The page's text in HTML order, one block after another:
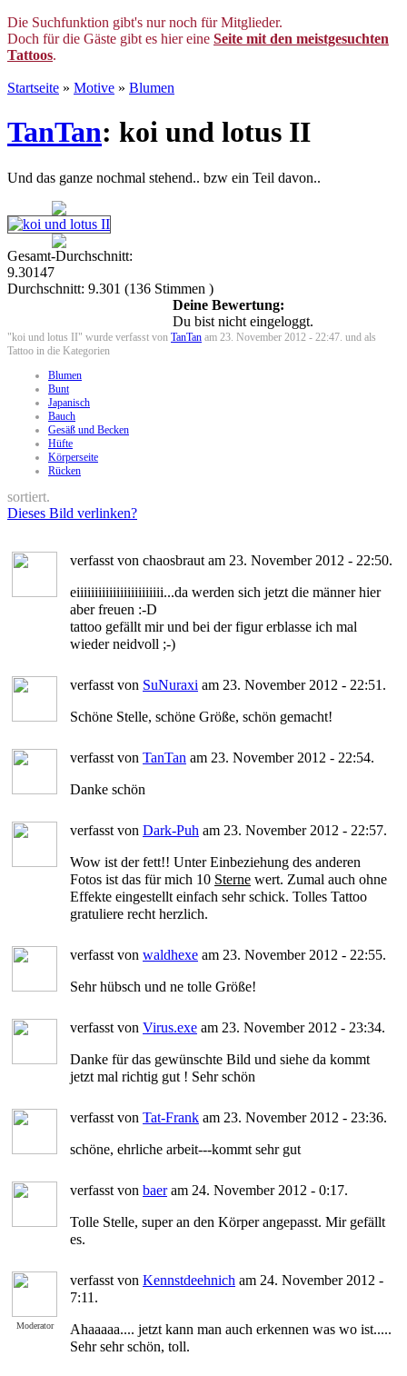
Die Suchfunktion gibt's nur noch für Mitglieder.
Doch für die Gäste gibt es hier eine Seite mit den meistgesuchten
Tattoos.
Startseite » Motive » Blumen
TanTan: koi und lotus II
Und das ganze nochmal stehend.. bzw ein Teil davon..
Gesamt-Durchschnitt:
9.30147
Durchschnitt: 9.301 (136 Stimmen )
Deine Bewertung:
Du bist nicht eingeloggt.
"koi und lotus II" wurde verfasst von TanTan am 23. November 2012 - 22:47. und als
Tattoo in die Kategorien
Blumen
Bunt
Japanisch
Bauch
Gesäß und Becken
Hüfte
Körperseite
Rücken
sortiert.
Dieses Bild verlinken?
verfasst von chaosbraut am 23. November 2012 - 22:50.
eiiiiiiiiiiiiiiiiiiiiiiii...da werden sich jetzt die männer hier
aber freuen :-D
tattoo gefällt mir und bei der figur erblasse ich mal
wieder neidvoll ;-)
verfasst von SuNuraxi am 23. November 2012 - 22:51.
Schöne Stelle, schöne Größe, schön gemacht!
verfasst von TanTan am 23. November 2012 - 22:54.
Danke schön
verfasst von Dark-Puh am 23. November 2012 - 22:57.
Wow ist der fett!! Unter Einbeziehung des anderen
Fotos ist das für mich 10 Sterne wert. Zumal auch ohne
Effekte eingestellt einfach sehr schick. Tolles Tattoo
gratuliere recht herzlich.
verfasst von waldhexe am 23. November 2012 - 22:55.
Sehr hübsch und ne tolle Größe!
verfasst von Virus.exe am 23. November 2012 - 23:34.
Danke für das gewünschte Bild und siehe da kommt
jetzt mal richtig gut ! Sehr schön
verfasst von Tat-Frank am 23. November 2012 - 23:36.
schöne, ehrliche arbeit---kommt sehr gut
verfasst von baeram 24. November 2012 - 0:17.
Tolle Stelle, super an den Körper angepasst. Mir gefällt
es.
Moderator
verfasst von Kennstdeehnich am 24. November 2012 -
7:11.
Ahaaaaa.... jetzt kann man auch erkennen was wo ist.....
Sehr sehr schön, toll.